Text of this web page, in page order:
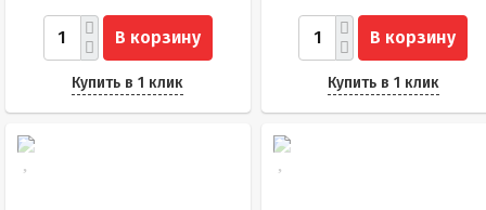
В корзину
Купить в 1 клик
В корзину
Купить в 1 клик